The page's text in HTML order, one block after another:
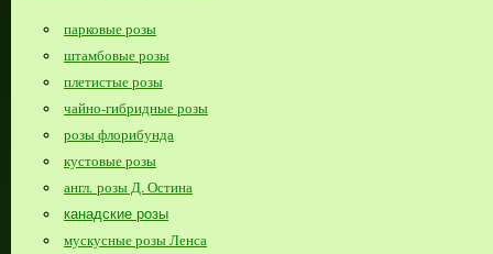
парковые розы
штамбовые розы
плетистые розы
чайно-гибридные розы
розы флорибунда
кустовые розы
англ. розы Д. Остина
канадские розы
мускусные розы Ленса